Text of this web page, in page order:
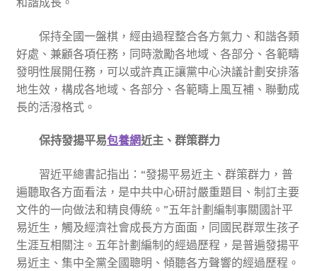
保持全國一盤棋，經由過程整合各方氣力、和諧各類
好處、兼顧各項任務，同時激勵各地域、各部分、各範疇
發明性展開任務，可以或許真正讓黨中心決議計劃安排落
地生效，構成各地域、各部分、各範疇上風互補、聯動成
長的活潑格式。
保持發揚平易包養網近主、群策群力
習近平總書記指出：“發揚平易近主、群策群力，普
遍聽取各方面看法，是中共中心研討嚴重題目、制訂主要
文件的一向做法和精良傳統。”五年計劃編制事關國計平
易近生，觸及經濟社會成長方方面面，同國民群眾生孩子
生涯互相關注。五年計劃編制的經過歷程，是普遍發揚平
易近主、集中全黨全國聰明、傾聽各方聲響的經過歷程。